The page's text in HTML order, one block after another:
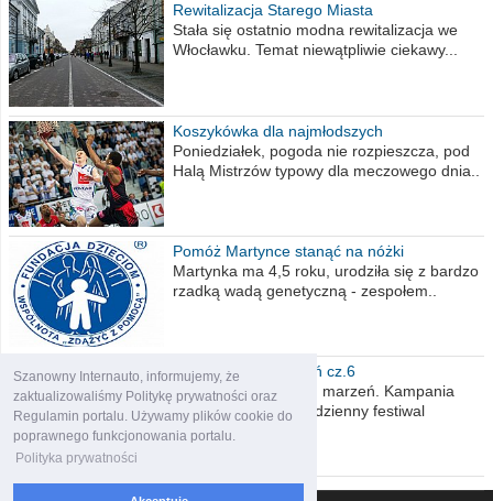
Szanowny Internauto, informujemy, że
zaktualizowaliśmy Politykę prywatności oraz
Regulamin portalu. Używamy plików cookie do
poprawnego funkcjonowania portalu.
Polityka prywatności
Rewitalizacja Starego Miasta
Stała się ostatnio modna rewitalizacja we
Włocławku. Temat niewątpliwie ciekawy...
Koszykówka dla najmłodszych
Poniedziałek, pogoda nie rozpieszcza, pod
Halą Mistrzów typowy dla meczowego dnia..
Pomóż Martynce stanąć na nóżki
Martynka ma 4,5 roku, urodziła się z bardzo
rzadką wadą genetyczną - zespołem..
Polska moich marzeń cz.6
Nadszedł kres moich marzeń. Kampania
wyborcza czyli niecodzienny festiwal
obietnic,..